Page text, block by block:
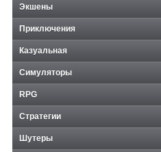
Экшены
Приключения
Казуальная
Симуляторы
RPG
Стратегии
Шутеры